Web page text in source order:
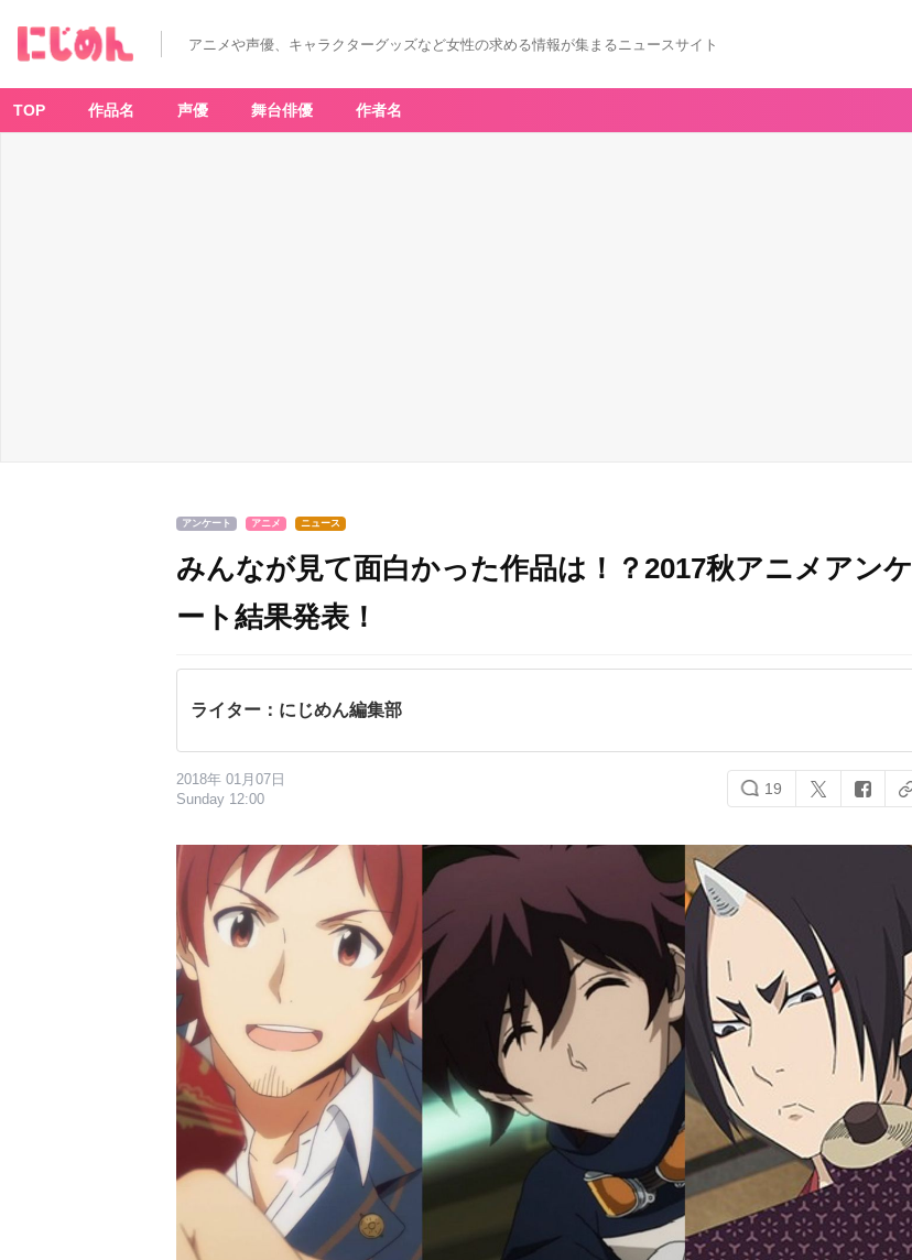
アニメや声優、キャラクターグッズなど女性の求める情報が集まるニュースサイト
TOP 作品名 声優 舞台俳優 作者名
アンケート アニメ ニュース
みんなが見て面白かった作品は！？2017秋アニメアンケ
ート結果発表！
ライター：にじめん編集部
2018年 01月07日
Sunday 12:00
19